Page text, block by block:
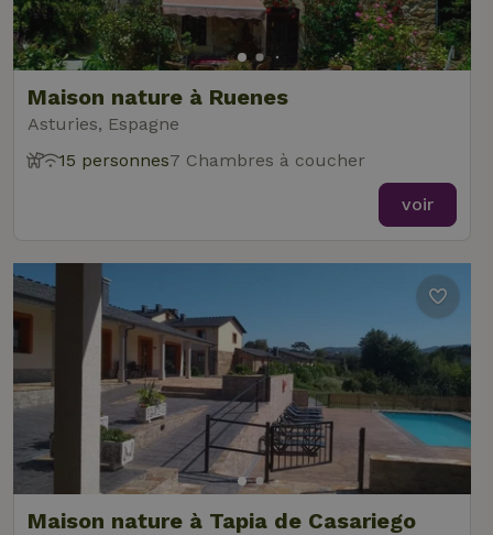
Maison nature à Ruenes
Asturies, Espagne
15 personnes7 Chambres à coucher
voir
Maison nature à Tapia de Casariego